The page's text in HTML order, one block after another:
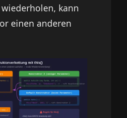
wiederholen, kann
einen anderen